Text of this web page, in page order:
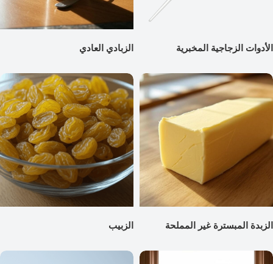
الأدوات الزجاجية المخبرية الزبادي العادي
الزبدة المبسترة غير المملحة الزبيب